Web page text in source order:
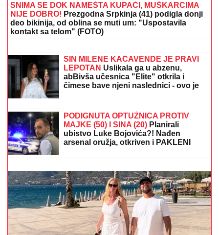
SNIMA SE DOK NAMEŠTA KUPAĆI, MUŠKARCIMA
NIJE DOBRO! Prezgodna Srpkinja (41) podigla donji
deo bikinija, od oblina se muti um: "Uspostavila
kontakt sa telom" (FOTO)
OZBILJNIM POSLOM Angelina radi na
dva mesta i ne eksponira se javno:
"Jako je sposobna"
abBivša učesnica "Elite" otkrila i
čimese bave njeni naslednici - ovo je
prava ISTINA